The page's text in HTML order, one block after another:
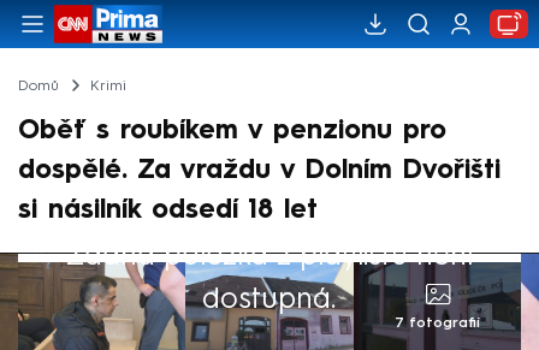
Domů Krimi
Oběť s roubíkem v penzionu pro
dospělé. Za vraždu v Dolním Dvořišti
si násilník odsedí 18 let
Žádná položka z playlistu není
dostupná.
7 fotografií